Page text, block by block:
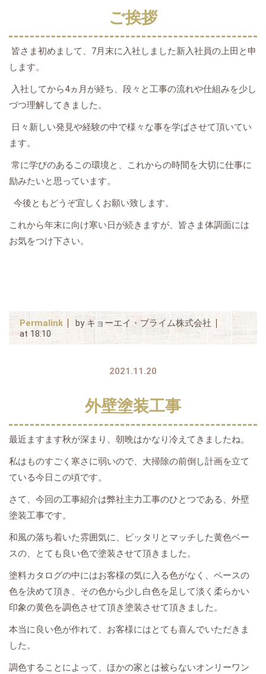
ご挨拶
皆さま初めまして、7月末に入社しました新入社員の上田と申
します。
入社してから4ヵ月が経ち、段々と工事の流れや仕組みを少し
づつ理解してきました。
日々新しい発見や経験の中で様々な事を学ばさせて頂いてい
ます。
常に学びのあるこの環境と、これからの時間を大切に仕事に
励みたいと思っています。
今後ともどうぞ宜しくお願い致します。
これから年末に向け寒い日が続きますが、皆さま体調面には
お気をつけ下さい。
Permalink
by キョーエイ・プライム株式会社
at 18:10
2021.11.20
外壁塗装工事
最近ますます秋が深まり、朝晩はかなり冷えてきましたね。
私はものすごく寒さに弱いので、大掃除の前倒し計画を立て
ている今日この頃です。
さて、今回の工事紹介は弊社主力工事のひとつである、外壁
塗装工事です。
和風の落ち着いた雰囲気に、ピッタリとマッチした黄色ベー
スの、とても良い色で塗装させて頂きました。
塗料カタログの中にはお客様の気に入る色がなく、ベースの
色を決めて頂き、その色から少し白色を足して淡く柔らかい
印象の黄色を調色させて頂き塗装させて頂きました。
本当に良い色が作れて、お客様にはとても喜んでいただきま
した。
調色することによって、ほかの家とは被らないオンリーワン